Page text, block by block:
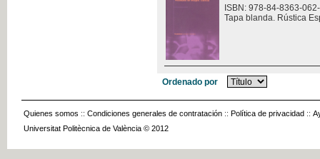
ISBN: 978-84-8363-
Tapa blanda. Rústica
Ordenado por
Quienes somos :: Condiciones generales de contratación :: Política de privacidad ::
Universitat Politècnica de València © 2012